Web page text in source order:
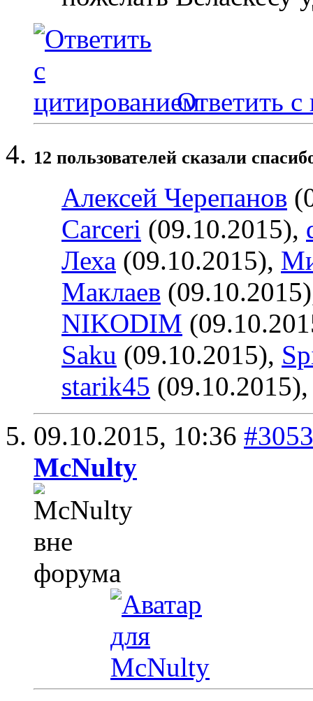
Ответить с
12 пользователей сказали
Алексей Черепанов
Carceri (09.10.2015),
Леха (09.10.2015),
Маклаев
NIKODIM
Saku (09.10.2015),
starik45
09.10.2015, 10:36 #3053
McNulty